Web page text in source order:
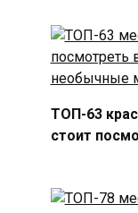
ТОП-63
стоит